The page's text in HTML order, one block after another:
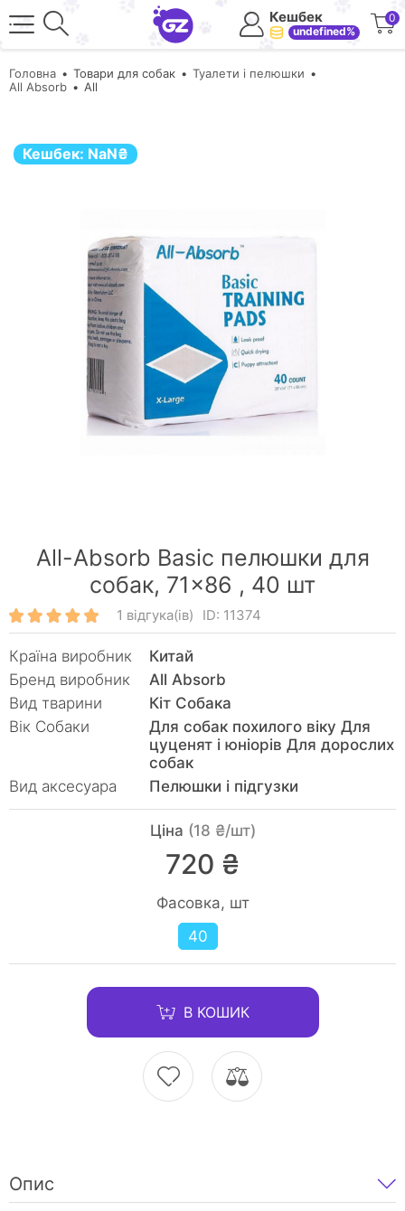
Кешбек
undefined%
0
Головна Товари для собак
Туалети і пелюшки
All Absorb
All
Кешбек: NaN₴
All-Absorb Basic пелюшки для
собак, 71×86 , 40 шт
1 відгука(ів) ID: 11374
Країна виробник
Китай
Бренд виробник
All Absorb
Вид тварини
Кiт Собака
Вік Собаки
Для собак похилого віку Для
цуценят і юніорів Для дорослих
собак
Вид аксесуара
Пелюшки і підгузки
Ціна (18 ₴/шт)
720 ₴
Фасовка, шт
40
В КОШИК
Опис